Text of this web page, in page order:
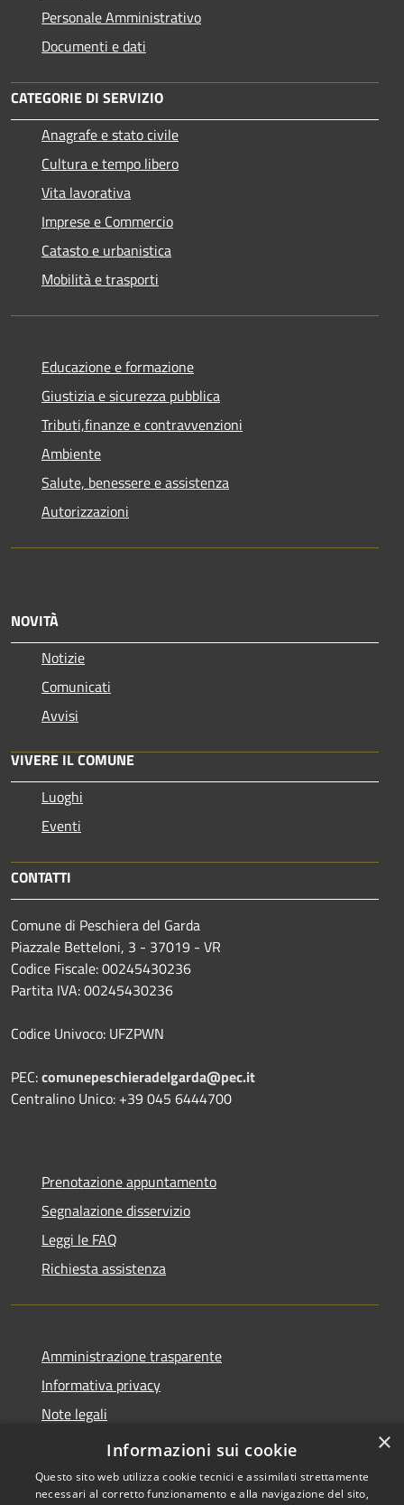
Personale Amministrativo
Documenti e dati
CATEGORIE DI SERVIZIO
Anagrafe e stato civile
Cultura e tempo libero
Vita lavorativa
Imprese e Commercio
Catasto e urbanistica
Mobilità e trasporti
Educazione e formazione
Giustizia e sicurezza pubblica
Tributi,finanze e contravvenzioni
Ambiente
Salute, benessere e assistenza
Autorizzazioni
NOVITÀ
Notizie
Comunicati
Avvisi
VIVERE IL COMUNE
Luoghi
Eventi
CONTATTI
Comune di Peschiera del Garda
Piazzale Betteloni, 3 - 37019 - VR
Codice Fiscale: 00245430236
Partita IVA: 00245430236
Codice Univoco: UFZPWN
PEC:comunepeschieradelgarda@pec.it
Centralino Unico: +39 045 6444700
Prenotazione appuntamento
Segnalazione disservizio
Leggi le FAQ
Richiesta assistenza
Amministrazione trasparente
Informativa privacy
Note legali
Dichiarazione di accessibilità
×
Informazioni sui cookie
Questo sito web utilizza cookie tecnici e assimilati strettamente
necessari al corretto funzionamento e alla navigazione del sito,